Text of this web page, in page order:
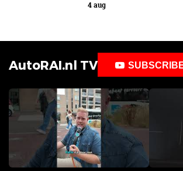
4 aug
AutoRAI.nl TV